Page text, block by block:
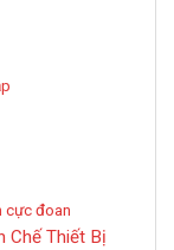
cực đoan
Chế Thiết Bị